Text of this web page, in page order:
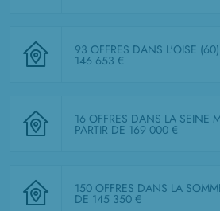
93 OFFRES DANS L'OISE (60)
146 653 €
16 OFFRES DANS LA
PARTIR DE 169 000 €
150 OFFRES DANS LA
DE 145 350 €